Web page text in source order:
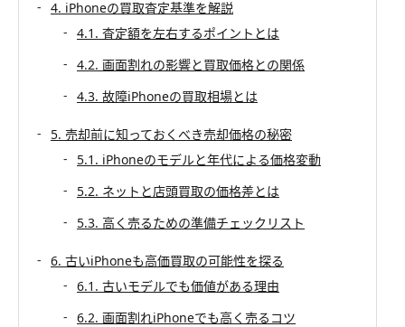
4. iPhoneの買取査定基準を解説
4.1. 査定額を左右するポイントとは
4.2. 画面割れの影響と買取価格との関係
4.3. 故障iPhoneの買取相場とは
5. 売却前に知っておくべき売却価格の秘密
5.1. iPhoneのモデルと年代による価格変動
5.2. ネットと店頭買取の価格差とは
5.3. 高く売るための準備チェックリスト
6. 古いiPhoneも高価買取の可能性を探る
6.1. 古いモデルでも価値がある理由
6.2. 画面割れiPhoneでも高く売るコツ